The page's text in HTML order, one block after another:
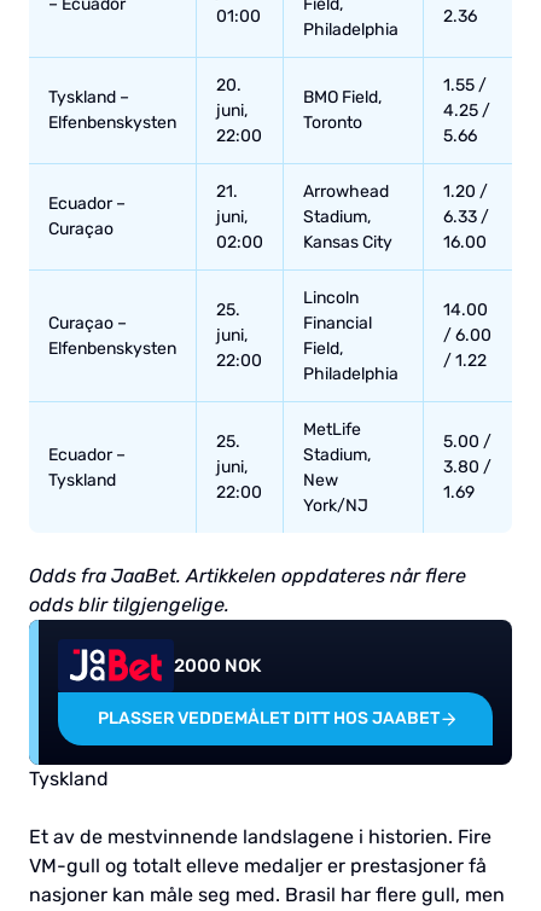
– Ecuador
01:00
Field,
Philadelphia
2.36
Tyskland –
Elfenbenskysten
20.
juni,
22:00
BMO Field,
Toronto
1.55 /
4.25 /
5.66
Ecuador –
Curaçao
21.
juni,
02:00
Arrowhead
Stadium,
Kansas City
1.20 /
6.33 /
16.00
Curaçao –
Elfenbenskysten
25.
juni,
22:00
Lincoln
Financial
Field,
Philadelphia
14.00
/ 6.00
/ 1.22
Ecuador –
Tyskland
25.
juni,
22:00
MetLife
Stadium,
New
York/NJ
5.00 /
3.80 /
1.69
Odds fra JaaBet. Artikkelen oppdateres når flere
odds blir tilgjengelige.
2000 NOK
PLASSER VEDDEMÅLET DITT HOS JAABET
Tyskland
Et av de mestvinnende landslagene i historien. Fire
VM-gull og totalt elleve medaljer er prestasjoner få
nasjoner kan måle seg med. Brasil har flere gull, men